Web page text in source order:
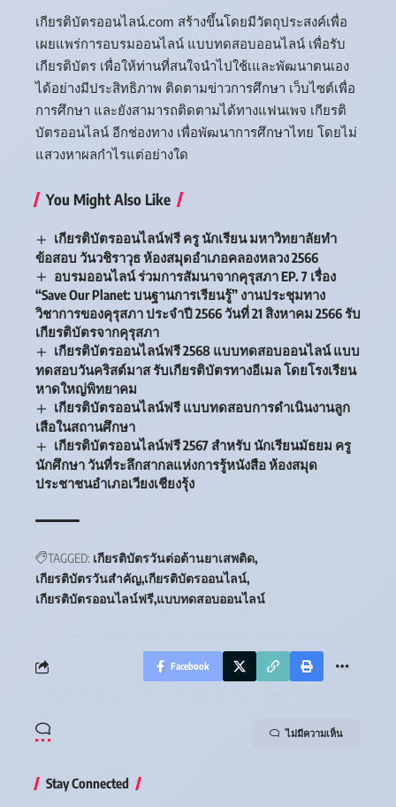
เกียรติบัตรออนไลน์.com สร้างขึ้นโดยมีวัตถุประสงค์เพื่อ
เผยแพร่การอบรมออนไลน์ แบบทดสอบออนไลน์ เพื่อรับ
เกียรติบัตร เพื่อให้ท่านที่สนใจนำไปใช้เและพัฒนาตนเอง
ได้อย่างมีประสิทธิภาพ ติดตามข่าวการศึกษา เว็บไซต์เพื่อ
การศึกษา และยังสามารถติดตามได้ทางแฟนเพจ เกียรติ
บัตรออนไลน์ อีกช่องทาง เพื่อพัฒนาการศึกษาไทย โดยไม่
แสวงหาผลกำไรแต่อย่างใด
You Might Also Like
เกียรติบัตรออนไลน์ฟรี ครู นักเรียน มหาวิทยาลัยทำ
ข้อสอบ วันวชิราวุธ ห้องสมุดอำเภอคลองหลวง 2566
อบรมออนไลน์ ร่วมการสัมนาจากคุรุสภา EP. 7 เรื่อง
“Save Our Planet: บนฐานการเรียนรู้” งานประชุมทาง
วิชาการของคุรุสภา ประจำปี 2566 วันที่ 21 สิงหาคม 2566 รับ
เกียรติบัตรจากคุรุสภา
เกียรติบัตรออนไลน์ฟรี 2568 แบบทดสอบออนไลน์ แบบ
ทดสอบวันคริสต์มาส รับเกียรติบัตรทางอีเมล โดยโรงเรียน
หาดใหญ่พิทยาคม
เกียรติบัตรออนไลน์ฟรี แบบทดสอบการดำเนินงานลูก
เสือในสถานศึกษา
เกียรติบัตรออนไลน์ฟรี 2567 สำหรับ นักเรียนมัธยม ครู
นักศึกษา วันที่ระลึกสากลแห่งการรู้หนังสือ ห้องสมุด
ประชาชนอำเภอเวียงเชียงรุ้ง
TAGGED: เกียรติบัตรวันต่อต้านยาเสพติด
เกียรติบัตรวันสำคัญ เกียรติบัตรออนไลน์
เกียรติบัตรออนไลน์ฟรี แบบทดสอบออนไลน์
Facebook
ไม่มีความเห็น
Stay Connected